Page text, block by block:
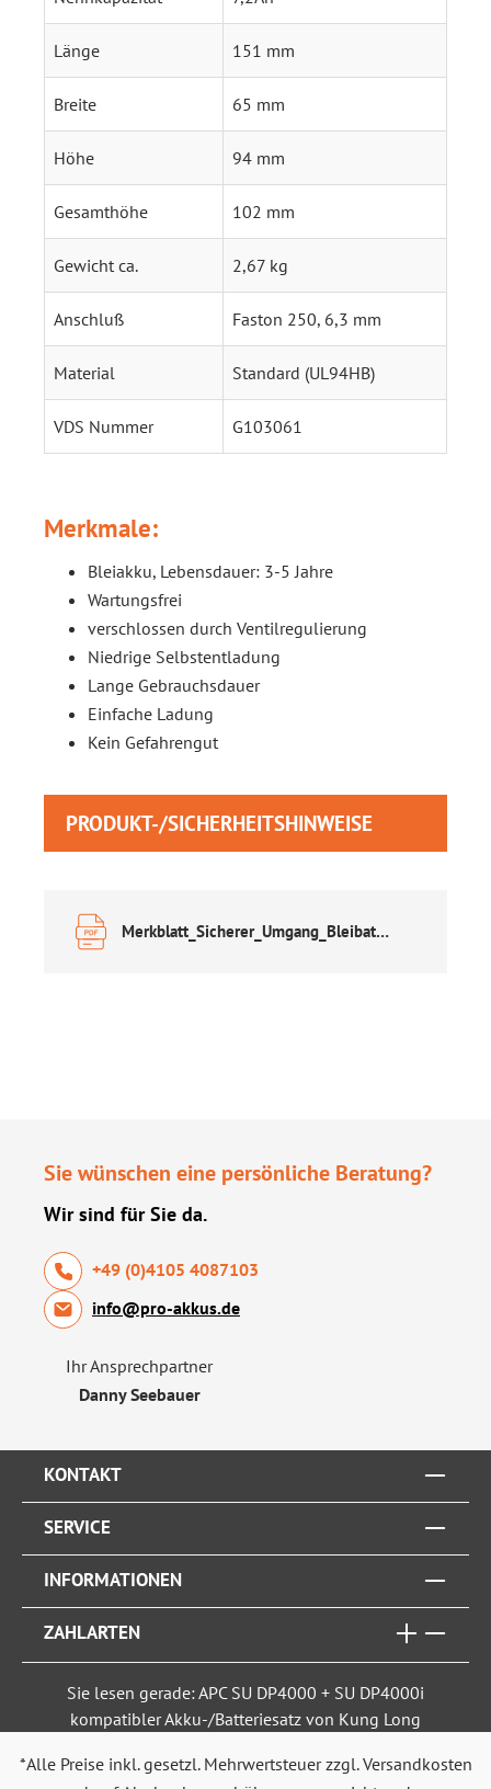
Länge 151 mm
Breite 65 mm
Höhe 94 mm
Gesamthöhe 102 mm
Gewicht ca. 2,67 kg
Anschluß Faston 250, 6,3 mm
Material Standard (UL94HB)
VDS Nummer G103061
Merkmale:
Bleiakku, Lebensdauer: 3-5 Jahre
Wartungsfrei
verschlossen durch Ventilregulierung
Niedrige Selbstentladung
Lange Gebrauchsdauer
Einfache Ladung
Kein Gefahrengut
PRODUKT-/SICHERHEITSHINWEISE
Merkblatt_Sicherer_Umgang_Bleibatterien.pdf
Sie wünschen eine persönliche Beratung?
Wir sind für Sie da.
+49 (0)4105 4087103
info@pro-akkus.de
Ihr Ansprechpartner
Danny Seebauer
KONTAKT
SERVICE
INFORMATIONEN
ZAHLARTEN
Sie lesen gerade: APC SU DP4000 + SU DP4000i
kompatibler Akku-/Batteriesatz von Kung Long
*Alle Preise inkl. gesetzl. Mehrwertsteuer zzgl.Versandkosten